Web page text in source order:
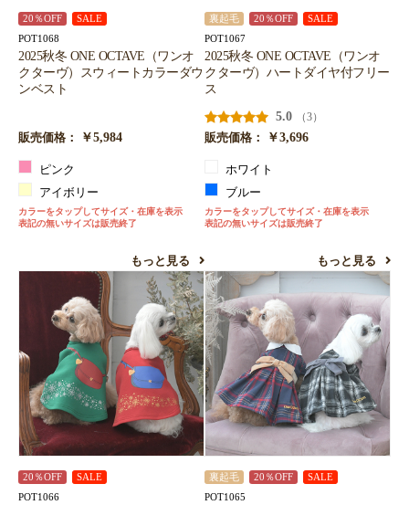
20％OFF SALE
POT1068
2025秋冬 ONE OCTAVE（ワンオ
クターヴ）スウィートカラーダウ
ンベスト
販売価格： ￥5,984
ピンク
アイボリー
カラーをタップしてサイズ・在庫を表示
表記の無いサイズは販売終了
もっと見る
裏起毛 20％OFF SALE
POT1067
2025秋冬 ONE OCTAVE（ワンオ
クターヴ）ハートダイヤ付フリー
ス
5.0
（3）
販売価格：
￥3,696
ホワイト
ブルー
カラーをタップしてサイズ・在庫を表示
表記の無いサイズは販売終了
もっと見る
20％OFF SALE
POT1066
裏起毛 20％OFF SALE
POT1065